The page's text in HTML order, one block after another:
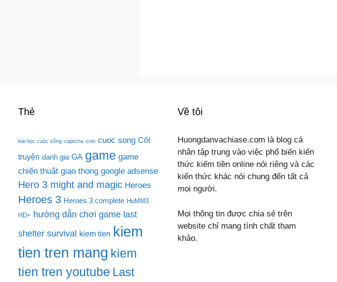
Thẻ
bài học cuộc sống captcha coin cuoc song Cốt
truyện danh gia GA game game
chiến thuật giao thong google adsense
Hero 3 might and magic Heroes
Heroes 3 Heroes 3 complete HoMM3
HD+ hướng dẫn chơi game last
shelter survival kiem tien kiem
tien tren mang kiem
tien tren youtube Last
Về tôi
Huongdanvachiase.com là blog cá
nhân tập trung vào việc phổ biến kiến
thức kiếm tiền online nói riêng và các
kiến thức khác nói chung đến tất cả
mọi người.
Mọi thông tin được chia sẻ trên
website chỉ mang tính chất tham
khảo.